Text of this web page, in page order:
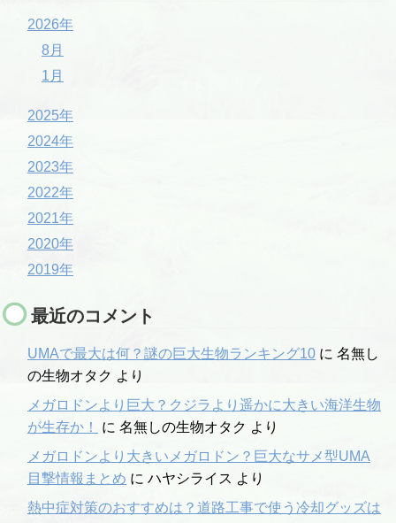
2026年
8月
1月
2025年
2024年
2023年
2022年
2021年
2020年
2019年
最近のコメント
UMAで最大は何？謎の巨大生物ランキング10 に 名無し
の生物オタク より
メガロドンより巨大？クジラより遥かに大きい海洋生物
が生存か！
に 名無しの生物オタク より
メガロドンより大きいメガロドン？巨大なサメ型UMA
目撃情報まとめ に ハヤシライス より
熱中症対策のおすすめは？道路工事で使う冷却グッズは